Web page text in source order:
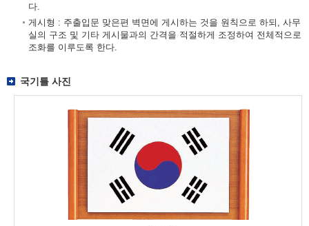
다.
게시형 : 주출입문 맞은편 벽면에 게시하는 것을 원칙으로 하되, 사무
실의 구조 및 기타 게시물과의 간격을 적절하게 조정하여 전체적으로
조화를 이루도록 한다.
국기틀 사진